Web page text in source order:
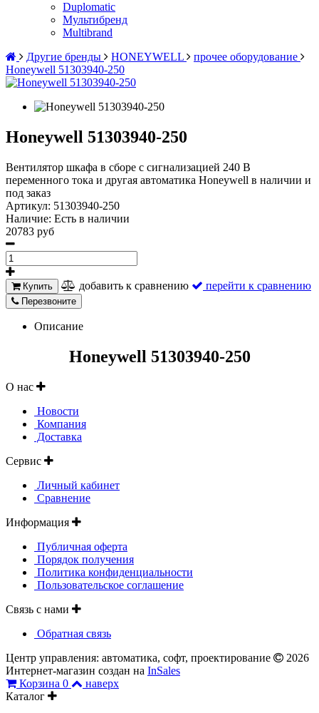
Duplomatic
Мультибренд
Multibrand
Другие бренды
HONEYWELL
прочее оборудование
Honeywell 51303940-250
Honeywell 51303940-250
Вентилятор шкафа в сборе с сигнализацией 240 В
переменного тока и другая автоматика Honeywell в наличии и
под заказ
Артикул: 51303940-250
Наличие: Есть в наличии
20783 руб
Купить добавить к сравнению перейти к сравнению
Перезвоните
Описание
Honeywell 51303940-250
О нас
Новости
Компания
Доставка
Сервис
Личный кабинет
Сравнение
Информация
Публичная оферта
Порядок получения
Политика конфиденциальности
Пользовательское соглашение
Связь с нами
Обратная связь
Центр управления: автоматика, софт, проектирование
2026
Интернет-магазин создан на InSales
Корзина 0
наверх
Каталог